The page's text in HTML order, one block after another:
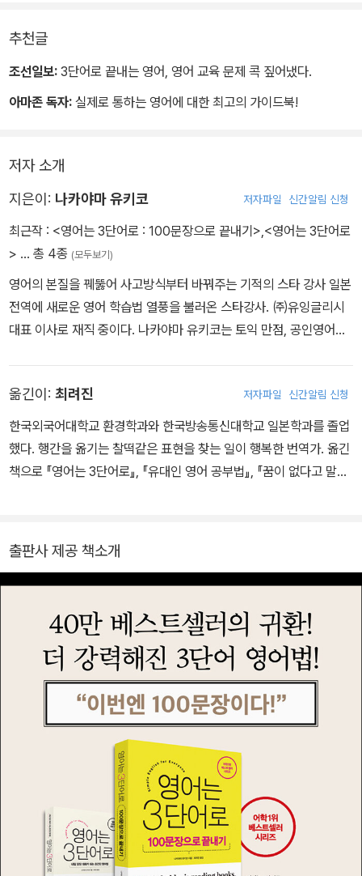
어법, 3단어 영어법은 그 어떤 어렵고 복잡한 내용도 오직 ‘누가, 무엇
을, 하다’라는 3단어 패턴으로만 말하는 것이 원칙이다. 이 책은 복잡
어 100문장으로 바꾸는 연습을 하면서 영어식 사고법을 자연스럽게
에게 속 시원한 영어 해결책을 제시하고 있다.
추천글
조선일보: 3단어로 끝내는 영어, 영어 교육 문제 콕 짚어냈다.
아마존 독자: 실제로 통하는 영어에 대한 최고의 가이드북!
저자 소개
지은이: 나카야마 유키코 저자파일 신간알림 신청
최근작 : <영어는 3단어로 : 100문장으로 끝내기> <영어는 3단어로
> … 총 4종 (모두보기)
영어의 본질을 꿰뚫어 사고방식부터 바꿔주는 기적의 스타 강사 일본
전역에 새로운 영어 학습법 열풍을 불러온 스타강사. ㈜유잉글리시
대표 이사로 재직 중이다. 나카야마 유키코는 토익 만점, 공인영어검
근무하며 어려운 영어와 씨름하던 어느 날, 그 어떤 복잡한 문장도 영
어식 사고에 따라 짧고 직관적으로 바꿔주는 ‘영어 테크니컬라이
팅’을 만나 영어 왕초보를 위한 영어 패턴을 개발하기 시작한다. 주어
+동사+목적어 3단어 패턴으로 말하는 3단어 영어는 그렇게 탄생했
어는 햄버거 밖에 없는 아이돌로 하여금 2주 만에 기적처럼 영어로
놀라운 미담은 끝없이 이어진다. 사단법인 일본 공인영어협회의 이사
이며, 2014년 전문 영어 번역 및 교육회사인 ㈜유잉글리시를 설립,
교토대학, 나고야대학 등 명문대와 다양한 기업에서 강사로 활동하며
3단어 영어를 널리 전파하고 있다. 지은 책으로 《영어는 3단어로》,
《기술 영어 쓰기 교본》, 《해외 출원에 대한 특허 번역 영문 작성 교
옮긴이: 최려진 저자파일 신간알림 신청
한국외국어대학교 환경학과와 한국방송통신대학교 일본학과를 졸업
했다. 행간을 옮기는 찰떡같은 표현을 찾는 일이 행복한 번역가. 옮긴
책으로 『영어는 3단어로』, 『유대인 영어 공부법』, 『꿈이 없다고 말하
출판사 제공 책소개